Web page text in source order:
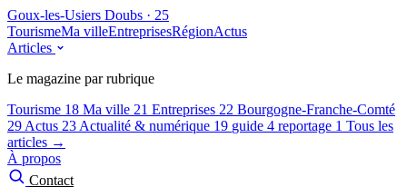
Goux-les-Usiers Doubs · 25
TourismeMa villeEntreprisesRégionActus
Articles
Le magazine par rubrique
Tourisme 18 Ma ville 21 Entreprises 22 Bourgogne-Franche-Comté
29 Actus 23 Actualité & numérique 19 guide 4 reportage 1 Tous les
articles →
À propos
Contact